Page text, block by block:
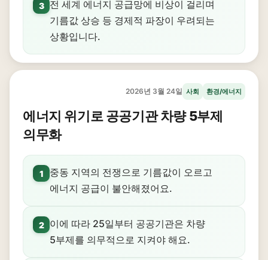
3
전 세계 에너지 공급망에 비상이 걸리며
기름값 상승 등 경제적 파장이 우려되는
상황입니다.
2026년 3월 24일 사회 환경/에너지
에너지 위기로 공공기관 차량 5부제
의무화
1
중동 지역의 전쟁으로 기름값이 오르고
에너지 공급이 불안해졌어요.
2
이에 따라 25일부터 공공기관은 차량
5부제를 의무적으로 지켜야 해요.